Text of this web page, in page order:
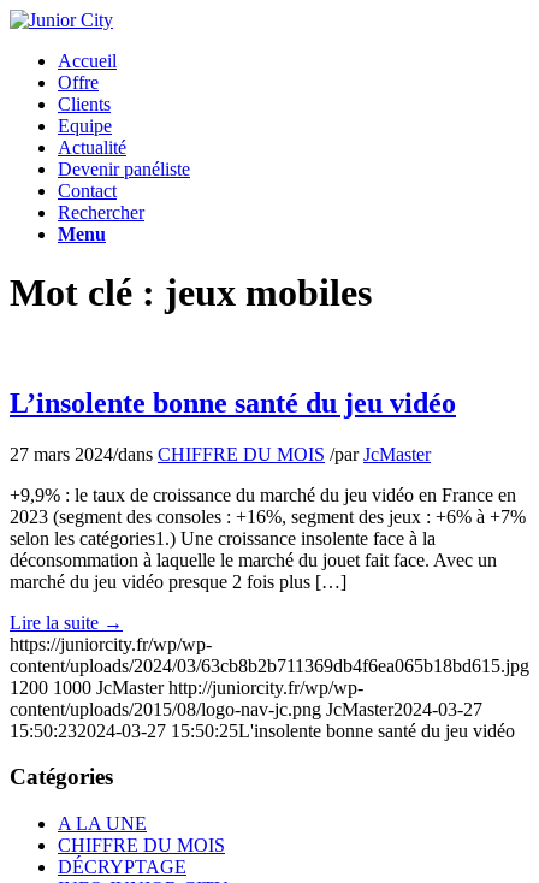
Accueil
Offre
Clients
Equipe
Actualité
Devenir panéliste
Contact
Rechercher
Menu
Mot clé : jeux mobiles
L’insolente bonne santé du jeu vidéo
27 mars 2024/dans CHIFFRE DU MOIS /parJcMaster
+9,9% : le taux de croissance du marché du jeu vidéo en France en
2023 (segment des consoles : +16%, segment des jeux : +6% à +7%
selon les catégories1.) Une croissance insolente face à la
déconsommation à laquelle le marché du jouet fait face. Avec un
marché du jeu vidéo presque 2 fois plus […]
Lire la suite →
https://juniorcity.fr/wp/wp-
content/uploads/2024/03/63cb8b2b711369db4f6ea065b18bd615.jpg
1200 1000 JcMaster http://juniorcity.fr/wp/wp-
content/uploads/2015/08/logo-nav-jc.png JcMaster2024-03-27
15:50:232024-03-27 15:50:25L'insolente bonne santé du jeu vidéo
Catégories
A LA UNE
CHIFFRE DU MOIS
DÉCRYPTAGE